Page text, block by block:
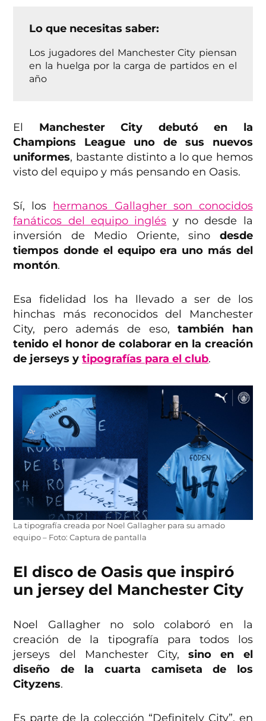
Lo que necesitas saber:
Los jugadores del Manchester City piensan
en la huelga por la carga de partidos en el
año
El Manchester City debutó en la
Champions League uno de sus nuevos
uniformes, bastante distinto a lo que hemos
visto del equipo y más pensando en Oasis.
Sí, los hermanos Gallagher son conocidos
fanáticos del equipo inglés y no desde la
inversión de Medio Oriente, sino desde
tiempos donde el equipo era uno más del
montón.
Esa fidelidad los ha llevado a ser de los
hinchas más reconocidos del Manchester
City, pero además de eso,también han
tenido el honor de colaborar en la creación
de jerseys ytipografías para el club.
La tipografía creada por Noel Gallagher para su amado
equipo – Foto: Captura de pantalla
El disco de Oasis que inspiró
un jersey del Manchester City
Noel Gallagher no solo colaboró en la
creación de la tipografía para todos los
jerseys del Manchester City,sino en el
diseño de la cuarta camiseta de los
Cityzens.
Es parte de la colección “Definitely City”, en